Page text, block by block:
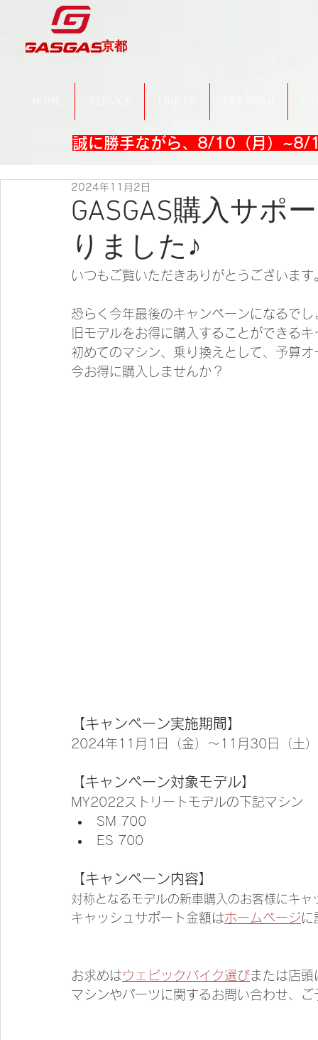
京都
誠に勝手ながら、8/10（月）~8/
GASGAS購入サポ
りました♪
2024年11月2日
いつもご覧いただきありがとうございます
恐らく今年最後のキャンペーンになるでし
旧モデルをお得に購入することができる
初めてのマシン、乗り換えとして、予算
今お得に購入しませんか？
【キャンペーン実施期間】
2024年11月1日（金）～11月30日（土
【キャンペーン対象モデル】
MY2022ストリートモデルの下記マシン
SM 700
ES 700
【キャンペーン内容】
対称となるモデルの新車購入のお客様にキャ
キャッシュサポート金額はホームページに
お求めはウェビックバイク選びまたは店頭
マシンやパーツに関するお問い合わせ、ご